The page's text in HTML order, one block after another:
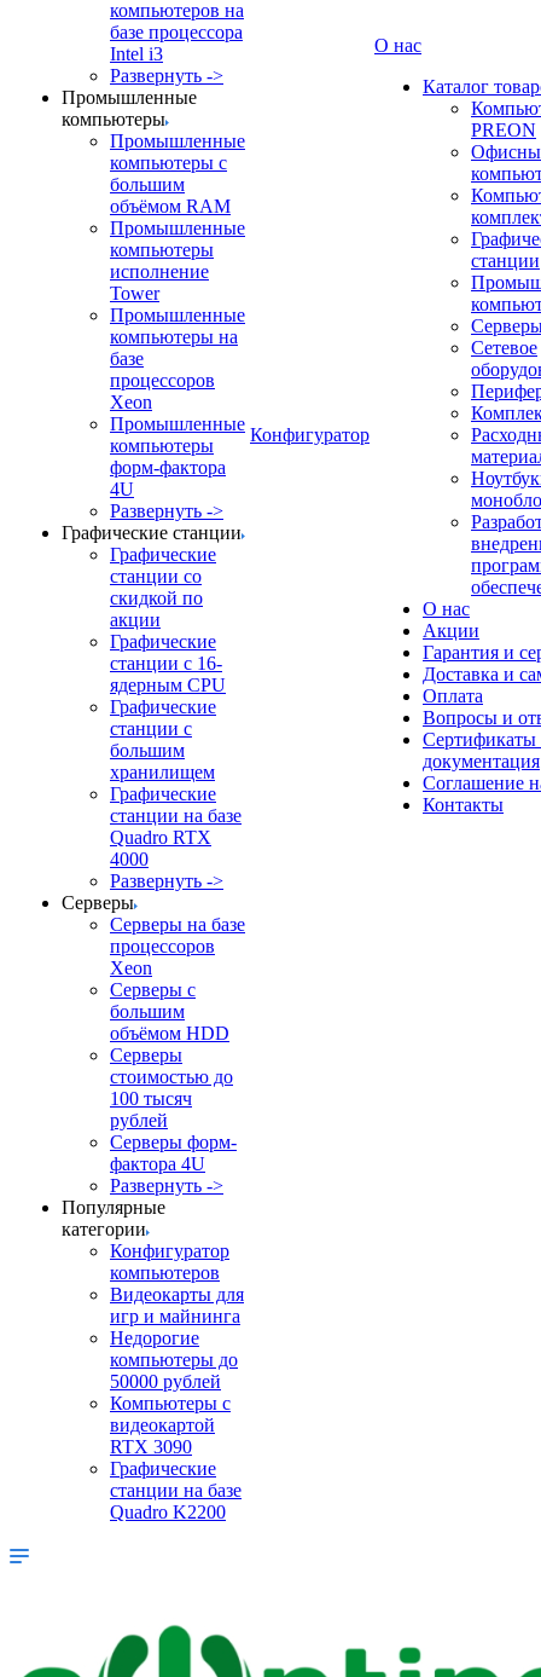
компьютеров на
базе процессора
Intel i3
Развернуть ->
Промышленные
компьютеры
Промышленные
компьютеры с
большим
объёмом RAM
Промышленные
компьютеры
исполнение
Tower
Промышленные
компьютеры на
базе
процессоров
Xeon
Промышленные
компьютеры
форм-фактора
4U
Развернуть ->
Графические станции
Графические
станции со
скидкой по
акции
Графические
станции с 16-
ядерным CPU
Графические
станции с
большим
хранилищем
Графические
станции на базе
Quadro RTX
4000
Развернуть ->
Серверы
Серверы на базе
процессоров
Xeon
Серверы с
большим
объёмом HDD
Серверы
стоимостью до
100 тысяч
рублей
Серверы форм-
фактора 4U
Развернуть ->
Популярные
категории
Конфигуратор
компьютеров
Видеокарты для
игр и майнинга
Недорогие
компьютеры до
50000 рублей
Компьютеры с
видеокартой
RTX 3090
Графические
станции на базе
Quadro K2200
Конфигуратор
О нас
Каталог
PREON
станции
Сетевое
О нас
Акции
Гарантия и
Доставка и
Оплата
Вопросы и
Сертификаты
документация
Соглашение
Контакты